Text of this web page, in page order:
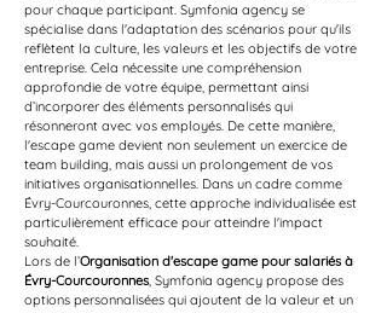
pour chaque participant. Symfonia agency se
spécialise dans l'adaptation des scénarios pour qu'ils
reflètent la culture, les valeurs et les objectifs de votre
entreprise. Cela nécessite une compréhension
approfondie de votre équipe, permettant ainsi
d’incorporer des éléments personnalisés qui
résonneront avec vos employés. De cette manière,
l'escape game devient non seulement un exercice de
team building, mais aussi un prolongement de vos
initiatives organisationnelles. Dans un cadre comme
Évry-Courcouronnes, cette approche individualisée est
particulièrement efficace pour atteindre l'impact
souhaité.
Lors de l’Organisation d'escape game pour salariés à
Évry-Courcouronnes, Symfonia agency propose des
options personnalisées qui ajoutent de la valeur et un